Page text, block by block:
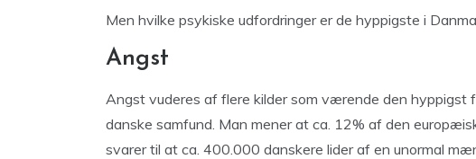
Men hvilke psykiske udfordringer er de hyppigste i
Angst
Angst vuderes af flere kilder som værende den hyppigst
danske samfund. Man mener at ca. 12% af den
svarer til at ca. 400.000 danskere lider af en unormal